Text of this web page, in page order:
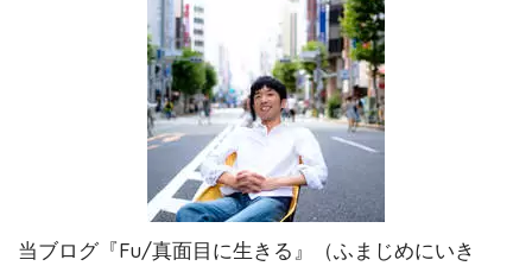
当ブログ『Fu/真面目に生きる』（ふまじめにいき